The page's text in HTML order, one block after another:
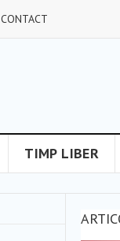
CONTACT
TIMP LIBER